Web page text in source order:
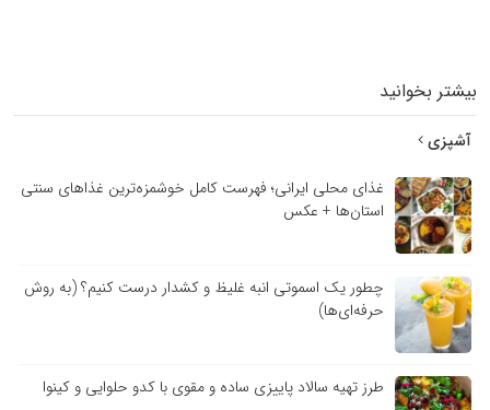
بیشتر بخوانید
آشپزی
غذای محلی ایرانی؛ فهرست کامل خوشمزه‌ترین غذاهای سنتی
استان‌ها + عکس
چطور یک اسموتی انبه غلیظ و کشدار درست کنیم؟ (به روش
حرفه‌ای‌ها)
طرز تهیه سالاد پاییزی ساده و مقوی با کدو حلوایی و کینوا